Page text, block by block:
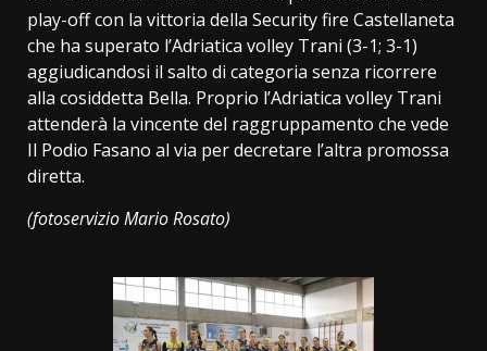
play-off con la vittoria della Security fire Castellaneta
che ha superato l’Adriatica volley Trani (3-1; 3-1)
aggiudicandosi il salto di categoria senza ricorrere
alla cosiddetta Bella. Proprio l’Adriatica volley Trani
attenderà la vincente del raggruppamento che vede
Il Podio Fasano al via per decretare l’altra promossa
diretta.
(fotoservizio Mario Rosato)